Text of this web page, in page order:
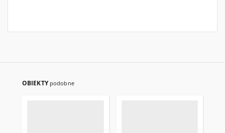
OBIEKTY podobne